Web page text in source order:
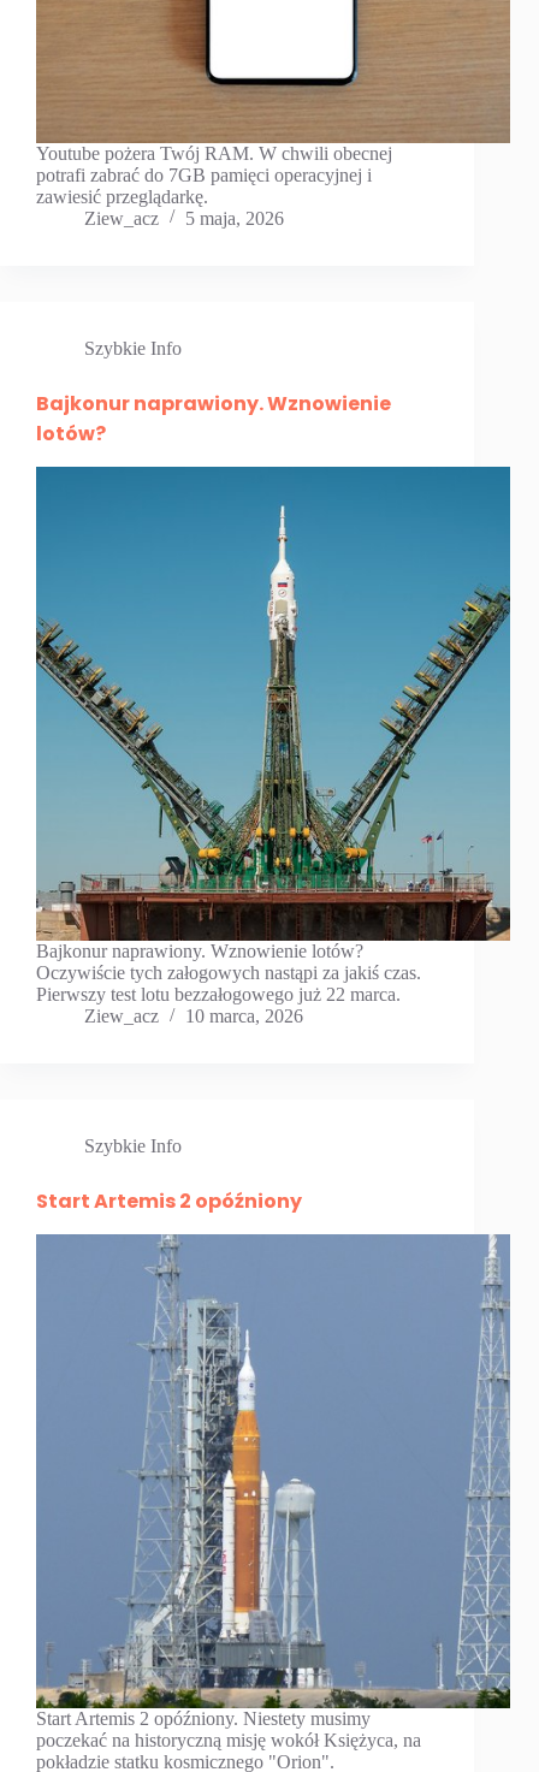
Youtube pożera Twój RAM. W chwili obecnej
potrafi zabrać do 7GB pamięci operacyjnej i
zawiesić przeglądarkę.
Ziew_acz
5 maja, 2026
Szybkie Info
Bajkonur naprawiony. Wznowienie
lotów?
Bajkonur naprawiony. Wznowienie lotów?
Oczywiście tych załogowych nastąpi za jakiś czas.
Pierwszy test lotu bezzałogowego już 22 marca.
Ziew_acz
10 marca, 2026
Szybkie Info
Start Artemis 2 opóźniony
Start Artemis 2 opóźniony. Niestety musimy
poczekać na historyczną misję wokół Księżyca, na
pokładzie statku kosmicznego "Orion".